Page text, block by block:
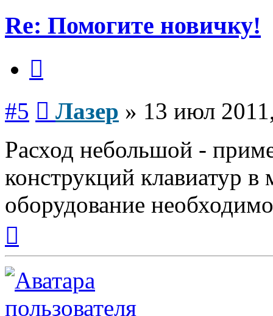
Re: Помогите новичку!
#5 Лазер » 13 июл
Расход небольшой -
конструкций клавиатур в
оборудование
началу